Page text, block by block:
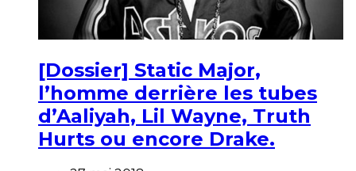
[Dossier] Static Major,
l’homme derrière les tubes
d’Aaliyah, Lil Wayne, Truth
Hurts ou encore Drake.